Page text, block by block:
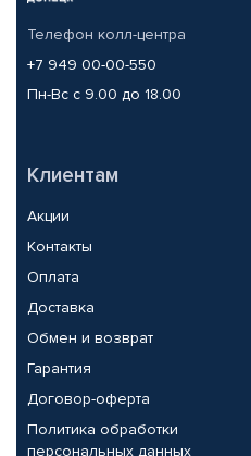
Телефон колл-центра
+7 949 00-00-550
Пн-Вс с 9.00 до 18.00
Клиентам
Акции
Контакты
Оплата
Доставка
Обмен и возврат
Гарантия
Договор-оферта
Политика обработки
персональных данных